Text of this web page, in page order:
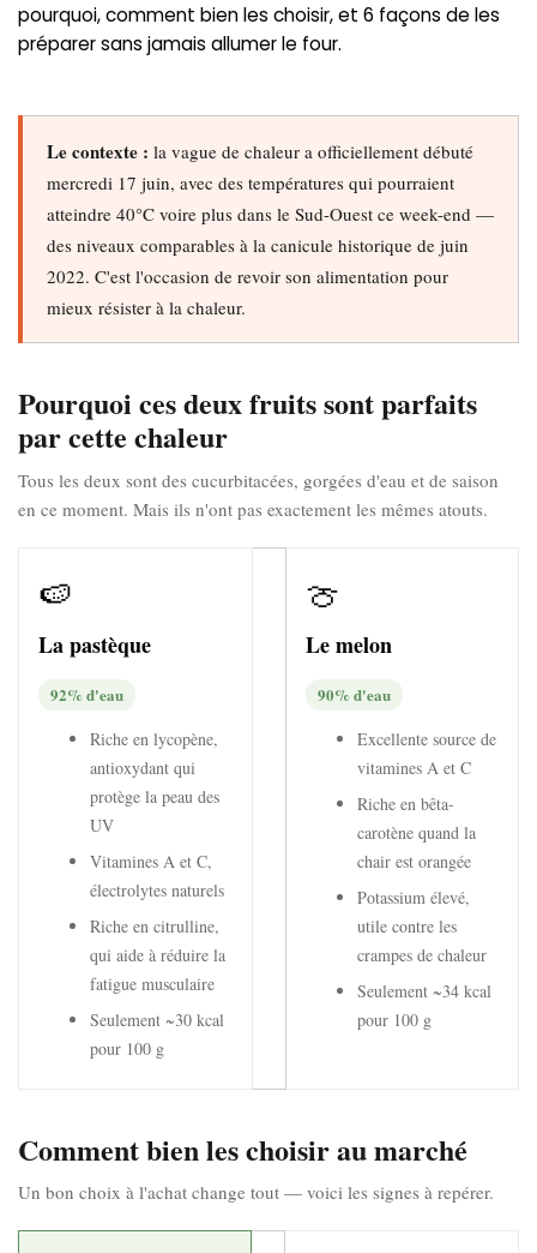
pourquoi, comment bien les choisir, et 6 façons de les
préparer sans jamais allumer le four.
Le contexte : la vague de chaleur a officiellement débuté
mercredi 17 juin, avec des températures qui pourraient
atteindre 40°C voire plus dans le Sud-Ouest ce week-end —
des niveaux comparables à la canicule historique de juin
2022. C'est l'occasion de revoir son alimentation pour
mieux résister à la chaleur.
Pourquoi ces deux fruits sont parfaits
par cette chaleur
Tous les deux sont des cucurbitacées, gorgées d'eau et de saison
en ce moment. Mais ils n'ont pas exactement les mêmes atouts.
🍉
La pastèque
92% d'eau
Riche en lycopène,
antioxydant qui
protège la peau des
UV
Vitamines A et C,
électrolytes naturels
Riche en citrulline,
qui aide à réduire la
fatigue musculaire
Seulement ~30 kcal
pour 100 g
🍈
Le melon
90% d'eau
Excellente source de
vitamines A et C
Riche en bêta-
carotène quand la
chair est orangée
Potassium élevé,
utile contre les
crampes de chaleur
Seulement ~34 kcal
pour 100 g
Comment bien les choisir au marché
Un bon choix à l'achat change tout — voici les signes à repérer.